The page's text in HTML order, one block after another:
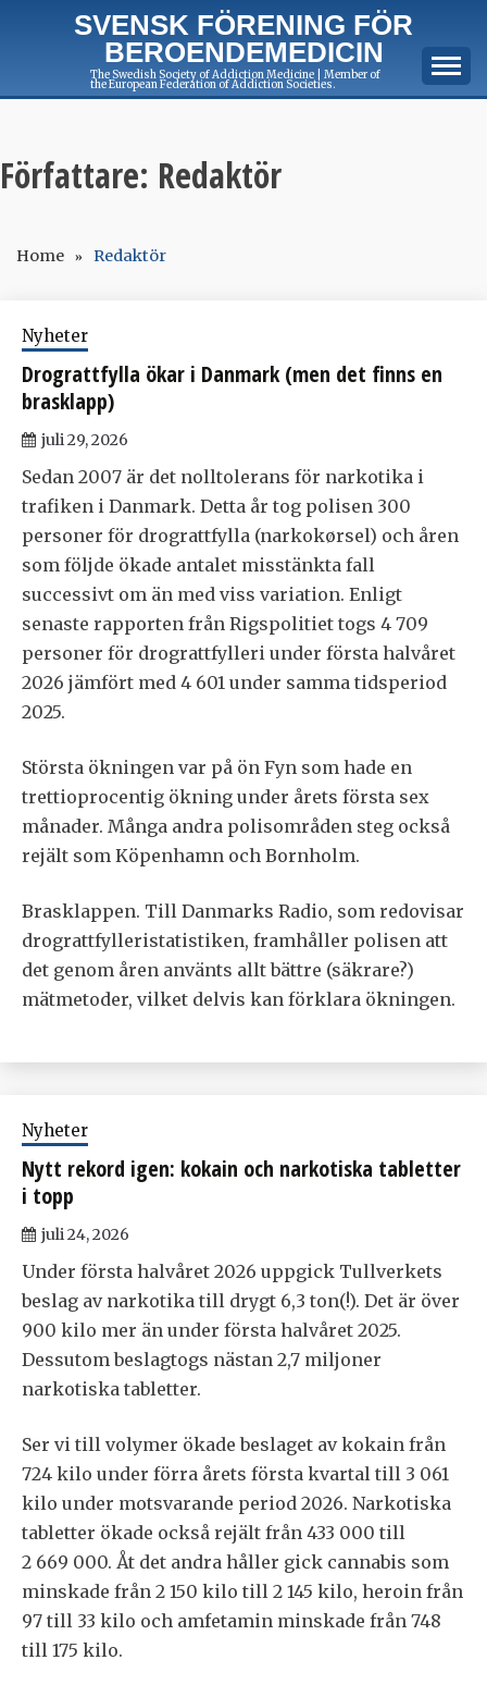
SVENSK FÖRENING FÖR
BEROENDEMEDICIN
The Swedish Society of Addiction Medicine | Member of
the European Federation of Addiction Societies.
Författare: Redaktör
Home Redaktör
Nyheter
Drograttfylla ökar i Danmark (men det finns en
brasklapp)
juli 29, 2026
Sedan 2007 är det nolltolerans för narkotika i
trafiken i Danmark. Detta år tog polisen 300
personer för drograttfylla (narkokørsel) och åren
som följde ökade antalet misstänkta fall
successivt om än med viss variation. Enligt
senaste rapporten från Rigspolitiet togs 4 709
personer för drograttfylleri under första halvåret
2026 jämfört med 4 601 under samma tidsperiod
2025.
Största ökningen var på ön Fyn som hade en
trettioprocentig ökning under årets första sex
månader. Många andra polisområden steg också
rejält som Köpenhamn och Bornholm.
Brasklappen. Till Danmarks Radio, som redovisar
drograttfylleristatistiken, framhåller polisen att
det genom åren använts allt bättre (säkrare?)
mätmetoder, vilket delvis kan förklara ökningen.
Nyheter
Nytt rekord igen: kokain och narkotiska tabletter
i topp
juli 24, 2026
Under första halvåret 2026 uppgick Tullverkets
beslag av narkotika till drygt 6,3 ton(!). Det är över
900 kilo mer än under första halvåret 2025.
Dessutom beslagtogs nästan 2,7 miljoner
narkotiska tabletter.
Ser vi till volymer ökade beslaget av kokain från
724 kilo under förra årets första kvartal till 3 061
kilo under motsvarande period 2026. Narkotiska
tabletter ökade också rejält från 433 000 till
2 669 000. Åt det andra håller gick cannabis som
minskade från 2 150 kilo till 2 145 kilo, heroin från
97 till 33 kilo och amfetamin minskade från 748
till 175 kilo.